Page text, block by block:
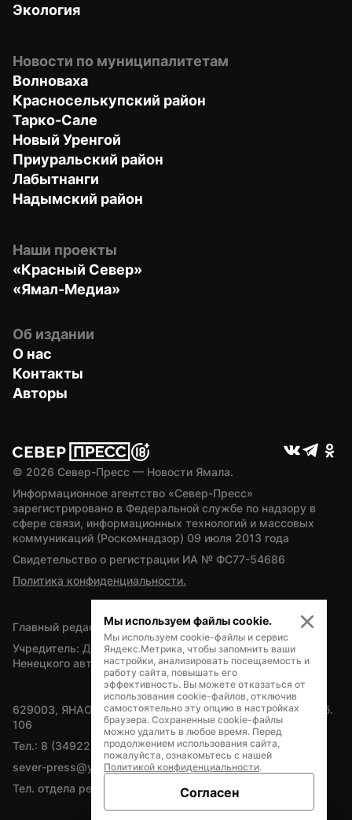
Экология
Новости по муниципалитетам
Волноваха
Красноселькупский район
Тарко-Сале
Новый Уренгой
Приуральский район
Лабытнанги
Надымский район
Наши проекты
«Красный Север»
«Ямал-Медиа»
Об издании
О нас
Контакты
Авторы
© 2026 Север-Пресс — Новости Ямала.
Информационное агентство «Север-Пресс»
зарегистрировано в Федеральной службе по надзору в
сфере связи, информационных технологий и массовых
коммуникаций (Роскомнадзор) 09 июля 2013 года
Свидетельство о регистрации ИА № ФС77-54686
Политика конфиденциальности.
Главный редактор — А.Л. Поздеев
Учредитель: Департамент внутренней политики Ямало-
Ненецкого автономного округа
629003, ЯНАО, Салехард, мкр. Богдана Кнунянца, д.1, каб.
106
Тел.: 8 (34922) 71262
sever-press@yamal-media.ru
Тел. отдела рекламы: 8 (34922) 42728
Мы используем файлы cookie.
Мы используем cookie-файлы и сервис
Яндекс.Метрика, чтобы запомнить ваши
настройки, анализировать посещаемость и
работу сайта, повышать его
эффективность. Вы можете отказаться от
использования cookie-файлов, отключив
самостоятельно эту опцию в настройках
браузера. Сохраненные cookie-файлы
можно удалить в любое время. Перед
продолжением использования сайта,
пожалуйста, ознакомьтесь с нашей
Политикой конфиденциальности.
Согласен